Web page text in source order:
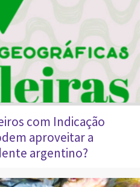
com Indicação
aproveitar a
argentino?